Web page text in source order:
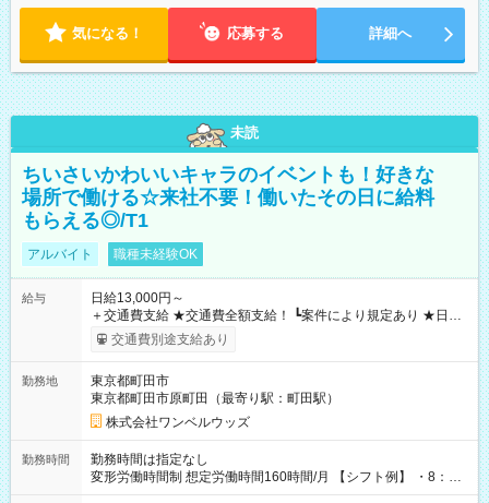
気になる！ 応募する 詳細へ
未読
ちいさいかわいいキャラのイベントも！好きな
場所で働ける☆来社不要！働いたその日に給料
もらえる◎/T1
アルバイト 職種未経験OK
給与
日給13,000円～
＋交通費支給 ★交通費全額支給！ ┗案件により規定あり ★日払
いOK！（規定あり） ┗働いたその日に現金GET♪ お仕事後はコ
ンビニATMから 日払い分を引き落とせます！ 【試用期間】試
交通費別途支給あり
勤務地
東京都町田市
東京都町田市原町田（最寄り駅：町田駅）
株式会社ワンベルウッズ
勤務時間
勤務時間は指定なし
変形労働時間制 想定労働時間160時間/月 【シフト例】 ・8：00
～21：00